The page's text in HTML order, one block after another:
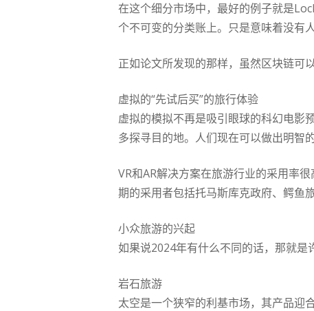
在这个细分市场中，最好的例子就是
个不可变的分类账上。只是意味着没有
正如论文所发现的那样，虽然区块链可
虚拟的“先试后买”的旅行体验
虚拟的模拟不再是吸引眼球的科幻电影
多探寻目的地。人们现在可以做出明智
VR和AR解决方案在旅游行业的采用率
期的采用者包括托马斯库克政府、鳄鱼
小众旅游的兴起
如果说2024年有什么不同的话，那就是
岩石旅游
太空是一个狭窄的利基市场，其产品迎